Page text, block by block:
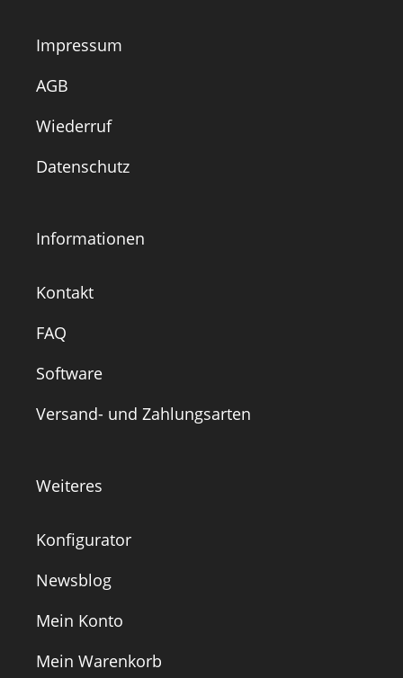
Impressum
AGB
Wiederruf
Datenschutz
Informationen
Kontakt
FAQ
Software
Versand- und Zahlungsarten
Weiteres
Konfigurator
Newsblog
Mein Konto
Mein Warenkorb